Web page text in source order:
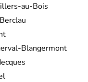
au-Bois
Blangermont